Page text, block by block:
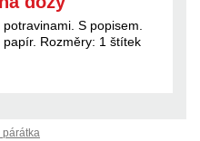
S popisem.
Rozměry: 1 štítek
párátka